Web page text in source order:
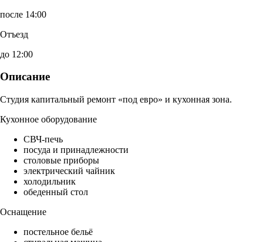
после 14:00
Отъезд
до 12:00
Описание
Студия капитальный ремонт «под евро» и кухонная зона.
Кухонное оборудование
СВЧ-печь
посуда и принадлежности
столовые приборы
электрический чайник
холодильник
обеденный стол
Оснащение
постельное бельё